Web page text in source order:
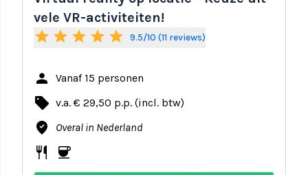
vele VR-activiteiten!
star star star star star 9.5/10 (11 reviews)
person Vanaf 15 personen
local_offer v.a. € 29,50 p.p. (incl. btw)
where_to_vote Overal in Nederland
restaurant coffee